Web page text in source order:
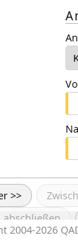
>>
2004-2026